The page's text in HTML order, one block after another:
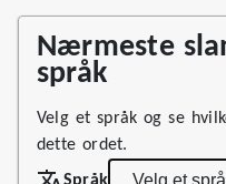
Nærmeste
språk
Velg et språk og se
dette ordet.
Språk